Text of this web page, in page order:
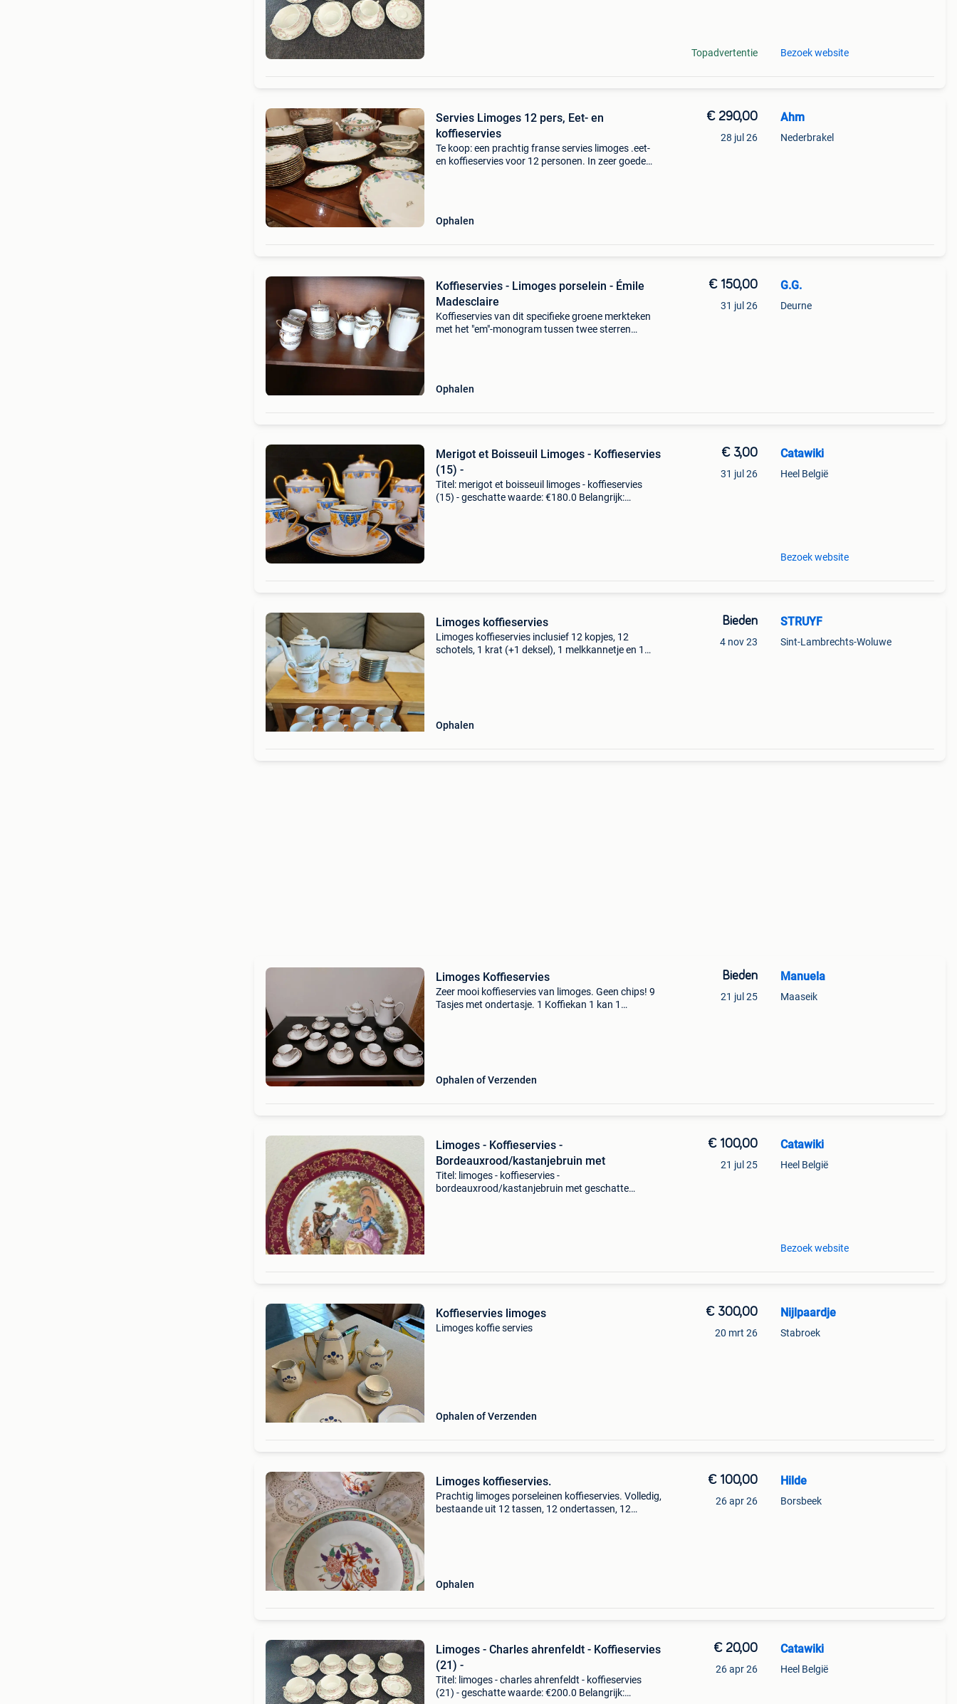
Topadvertentie Bezoek website
Servies Limoges 12 pers, Eet- en
koffieservies
Te koop: een prachtig franse servies limoges .eet-
en koffieservies voor 12 personen. In zeer goede
Ophalen
€ 290,00
28 jul 26
Ahm
Nederbrakel
Koffieservies - Limoges porselein - Émile
Madesclaire
Koffieservies van dit specifieke groene merkteken
met het "em"-monogram tussen twee sterren
Ophalen
€ 150,00
31 jul 26
G.G.
Deurne
Merigot et Boisseuil Limoges - Koffieservies
(15) -
Titel: merigot et boisseuil limoges - koffieservies
(15) - geschatte waarde: €180.0 Belangrijk:
€ 3,00
31 jul 26
Catawiki
Heel België
Bezoek website
Limoges koffieservies
Limoges koffieservies inclusief 12 kopjes, 12
schotels, 1 krat (+1 deksel), 1 melkkannetje en 1
Ophalen
Bieden
4 nov 23
STRUYF
Sint-Lambrechts-Woluwe
Limoges Koffieservies
Zeer mooi koffieservies van limoges. Geen chips! 9
Tasjes met ondertasje. 1 Koffiekan 1 kan 1
Ophalen of Verzenden
Bieden
21 jul 25
Manuela
Maaseik
Limoges - Koffieservies -
Bordeauxrood/kastanjebruin met
Titel: limoges - koffieservies -
bordeauxrood/kastanjebruin met geschatte
€ 100,00
21 jul 25
Catawiki
Heel België
Bezoek website
Koffieservies limoges
Limoges koffie servies
Ophalen of Verzenden
€ 300,00
20 mrt 26
Nijlpaardje
Stabroek
Limoges koffieservies.
Prachtig limoges porseleinen koffieservies. Volledig,
bestaande uit 12 tassen, 12 ondertassen, 12
Ophalen
€ 100,00
26 apr 26
Hilde
Borsbeek
Limoges - Charles ahrenfeldt - Koffieservies
(21) -
Titel: limoges - charles ahrenfeldt - koffieservies
(21) - geschatte waarde: €200.0 Belangrijk:
€ 20,00
26 apr 26
Catawiki
Heel België